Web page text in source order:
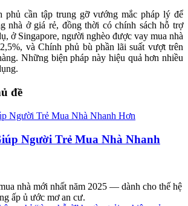
phủ cần tập trung gỡ vướng mắc pháp lý để
nhà ở giá rẻ, đồng thời có chính sách hỗ trợ
ở Singapore, người nghèo được vay mua nhà
và Chính phủ bù phần lãi suất vượt trên
Những biện pháp này hiệu quả hơn nhiều
đề
Người Trẻ Mua Nhà Nhanh
nhà mới nhất năm 2025 — dành cho thế hệ
ấp ủ ước mơ an cư.